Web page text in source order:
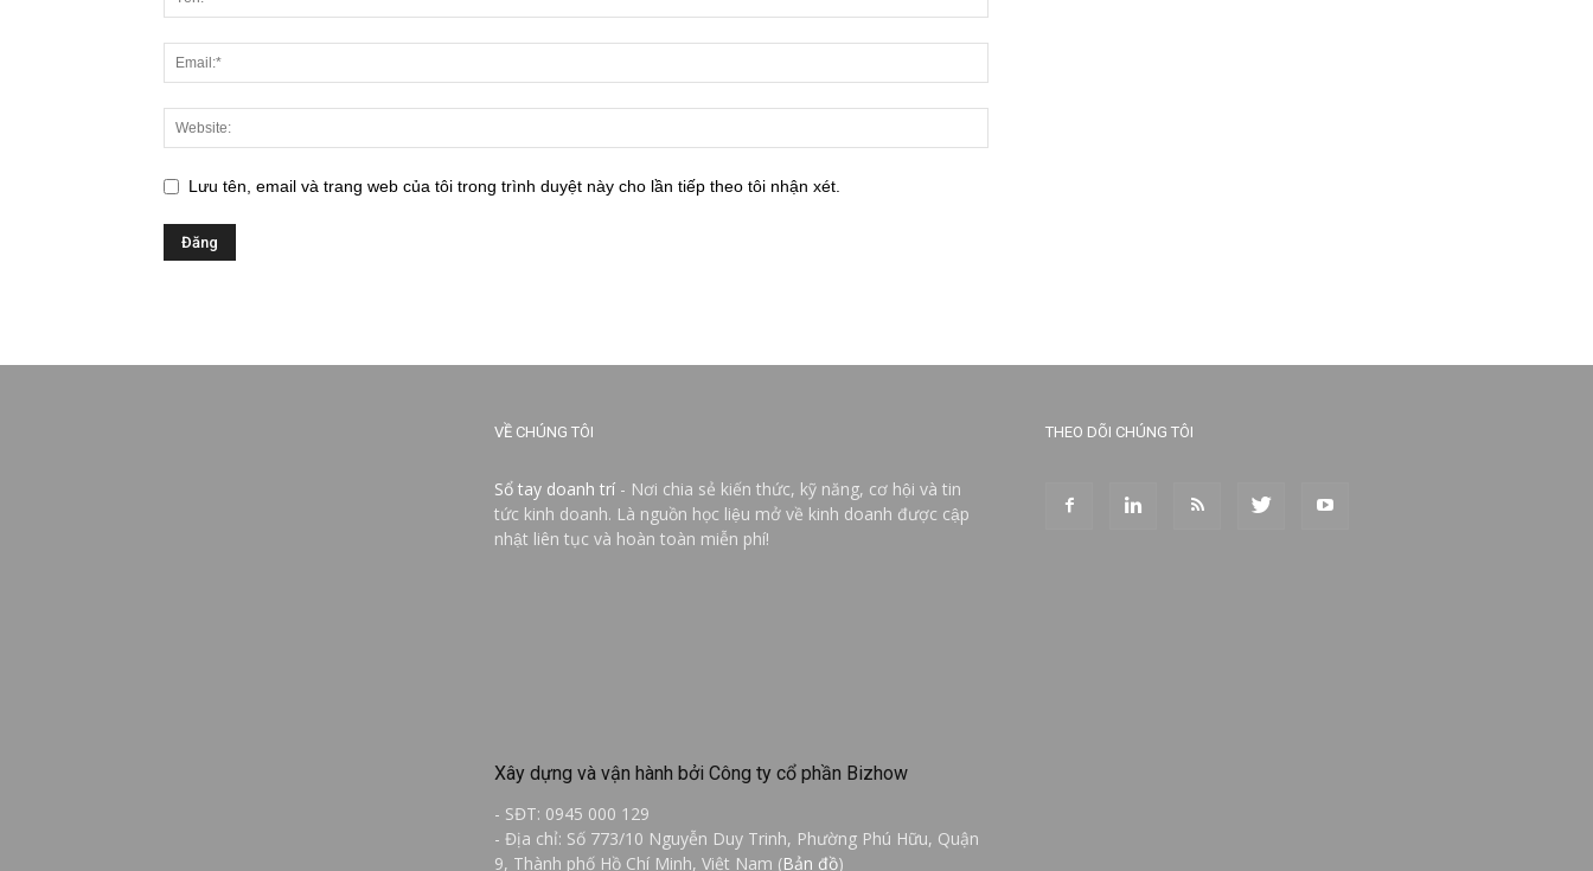
Lưu tên, email và trang web của tôi trong trình duyệt này cho lần tiếp theo tôi nhận xét.
VỀ CHÚNG TÔI
Sổ tay doanh trí - Nơi chia sẻ kiến thức, kỹ năng, cơ hội và tin
tức kinh doanh. Là nguồn học liệu mở về kinh doanh được cập
nhật liên tục và hoàn toàn miễn phí!
Xây dựng và vận hành bởi Công ty cổ phần Bizhow
- SĐT: 0945 000 129
- Địa chỉ: Số 773/10 Nguyễn Duy Trinh, Phường Phú Hữu, Quận
9, Thành phố Hồ Chí Minh, Việt Nam (Bản đồ)
THEO DÕI CHÚNG TÔI